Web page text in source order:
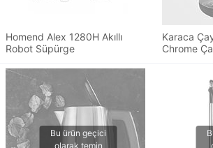
Homend Alex 1280H Akıllı
Robot Süpürge
Karaca
Chrome